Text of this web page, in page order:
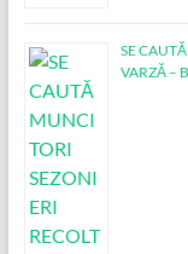
SE
VARZĂ –